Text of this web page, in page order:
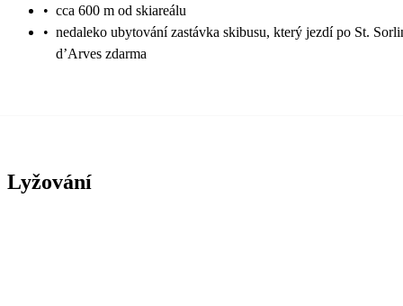
• cca 600 m od skiareálu
• nedaleko ubytování zastávka skibusu, který jezdí po St.
d’Arves zdarma
Lyžování